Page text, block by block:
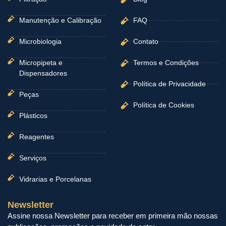
Manutenção e Calibração
Microbiologia
Micropipeta e
Dispensadores
Peças
Plásticos
Reagentes
Serviços
Vidrarias e Porcelanas
FAQ
Contato
Termos e Condições
Política de Privacidade
Política de Cookies
Newsletter
Assine nossa Newsletter para receber em primeira mão nossas